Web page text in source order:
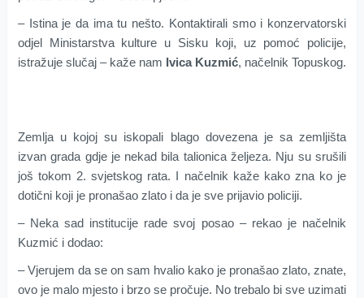
– Istina je da ima tu nešto. Kontaktirali smo i konzervatorski
odjel Ministarstva kulture u Sisku koji, uz pomoć policije,
istražuje slučaj – kaže nam Ivica Kuzmić, načelnik Topuskog.
Zemlja u kojoj su iskopali blago dovezena je sa zemljišta
izvan grada gdje je nekad bila talionica željeza. Nju su srušili
još tokom 2. svjetskog rata. I načelnik kaže kako zna ko je
dotični koji je pronašao zlato i da je sve prijavio policiji.
– Neka sad institucije rade svoj posao – rekao je načelnik
Kuzmić i dodao:
– Vjerujem da se on sam hvalio kako je pronašao zlato, znate,
ovo je malo mjesto i brzo se pročuje. No trebalo bi sve uzimati